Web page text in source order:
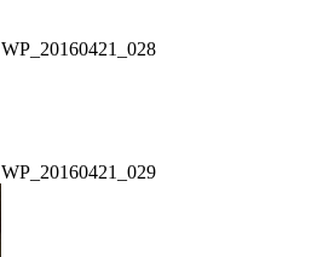
WP_20160421_028
WP_20160421_029